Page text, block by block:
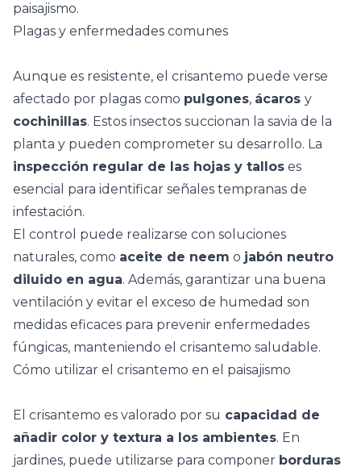
paisajismo.
Plagas y enfermedades comunes
Aunque es resistente, el crisantemo puede verse
afectado por plagas como pulgones, ácaros y
cochinillas. Estos insectos succionan la savia de la
planta y pueden comprometer su desarrollo. La
inspección regular de las hojas y tallos es
esencial para identificar señales tempranas de
infestación.
El control puede realizarse con soluciones
naturales, como aceite de neem o jabón neutro
diluido en agua. Además, garantizar una buena
ventilación y evitar el exceso de humedad son
medidas eficaces para prevenir enfermedades
fúngicas, manteniendo el crisantemo saludable.
Cómo utilizar el crisantemo en el paisajismo
El crisantemo es valorado por su capacidad de
añadir color y textura a los ambientes. En
jardines, puede utilizarse para componer borduras